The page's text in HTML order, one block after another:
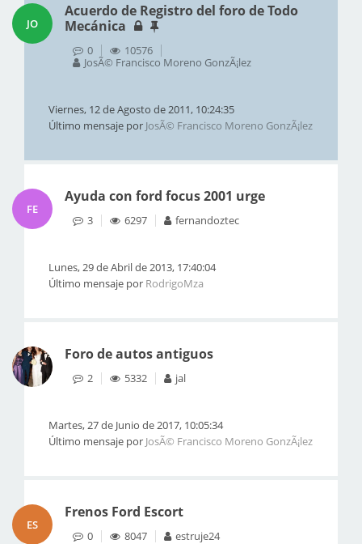
JO
Acuerdo de Registro del foro de Todo
Mecánica
0
10576
JosÃ© Francisco Moreno GonzÃ¡lez
Viernes, 12 de Agosto de 2011, 10:24:35
Último mensaje por JosÃ© Francisco Moreno GonzÃ¡lez
FE
Ayuda con ford focus 2001 urge
3 6297 fernandoztec
Lunes, 29 de Abril de 2013, 17:40:04
Último mensaje por RodrigoMza
Foro de autos antiguos
2 5332 jal
Martes, 27 de Junio de 2017, 10:05:34
Último mensaje por JosÃ© Francisco Moreno GonzÃ¡lez
ES
Frenos Ford Escort
0 8047 estruje24